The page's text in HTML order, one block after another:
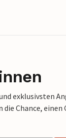
exklusivsten
Chance, einen